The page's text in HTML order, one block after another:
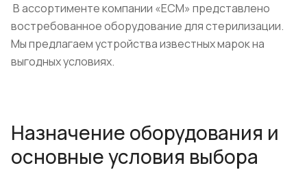
В ассортименте компании «ЕСМ» представлено
востребованное оборудование для стерилизации.
Мы предлагаем устройства известных марок на
выгодных условиях.
Назначение оборудования и
основные условия выбора